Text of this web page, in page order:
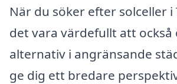
När du söker efter solceller i
det vara värdefullt att också
alternativ i angränsande
ge dig ett bredare